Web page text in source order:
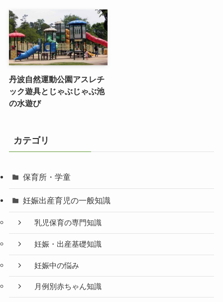
丹波自然運動公園アスレチ
ック遊具とじゃぶじゃぶ池
の水遊び
カテゴリ
保育所・学童
妊娠出産育児の一般知識
乳児保育の専門知識
妊娠・出産基礎知識
妊娠中の悩み
月例別赤ちゃん知識